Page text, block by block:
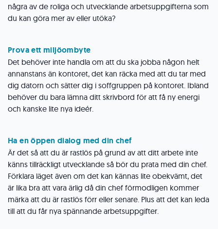
några av de roliga och utvecklande arbetsuppgifterna som
du kan göra mer av eller utöka?
Prova ett miljöombyte
Det behöver inte handla om att du ska jobba någon helt
annanstans än kontoret, det kan räcka med att du tar med
dig datorn och sätter dig i soffgruppen på kontoret. Ibland
behöver du bara lämna ditt skrivbord för att få ny energi
och kanske lite nya ideér.
Ha en öppen dialog med din chef
Är det så att du är rastlös på grund av att ditt arbete inte
känns tillräckligt utvecklande så bör du prata med din chef.
Förklara läget även om det kan kännas lite obekvämt, det
är lika bra att vara ärlig då din chef förmodligen kommer
märka att du är rastlös förr eller senare. Plus att det kan leda
till att du får nya spännande arbetsuppgifter.